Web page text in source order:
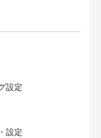
設定
設定